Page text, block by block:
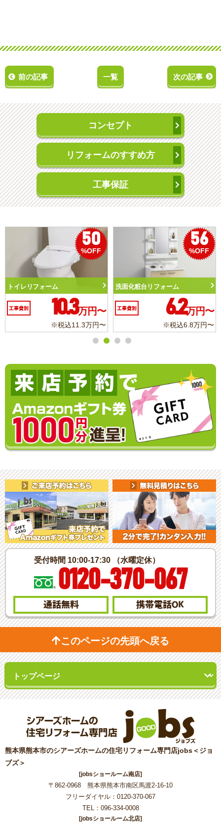
前の記事 一覧 次の記事
コンセプト
リフォームのすすめ方
工事保証
50
%OFF
トイレリフォーム
工事費別 10.3万円〜
※税込11.3万円〜
56
%OFF
洗面化粧台リフォーム
工事費別 6.2万円〜
※税込6.8万円〜
受付時間 10:00-17:30 （水曜定休）
0120-370-067
通話無料 携帯電話OK
このページの先頭へ戻る
熊本県熊本市のシアーズホームの住宅リフォーム専門店jobs＜ジョ
ブズ＞
[jobsショールーム南店]
〒862-0968 熊本県熊本市南区馬渡2-16-10
フリーダイヤル：0120-370-067
TEL：096-334-0008
[jobsショールーム北店]